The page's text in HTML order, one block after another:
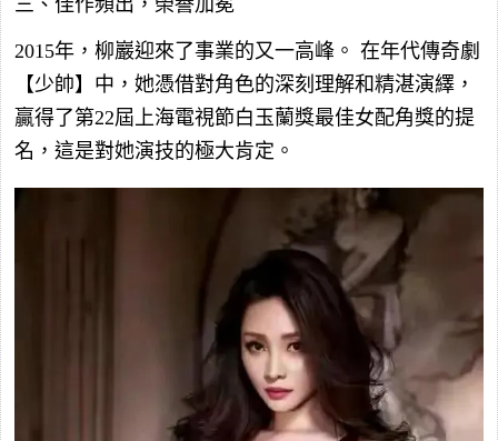
2015年，柳巖迎來了事業的又一高峰。 在年代傳奇劇
【少帥】中，她憑借對角色的深刻理解和精湛演繹，
贏得了第22屆上海電視節白玉蘭獎最佳女配角獎的提
名，這是對她演技的極大肯定。